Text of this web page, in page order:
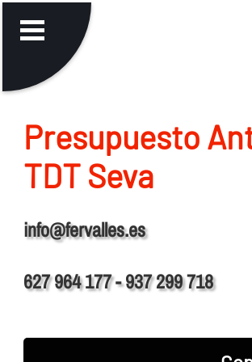
Presupuesto
TDT Seva
info@fervalles.es
627 964 177 - 937 299 718